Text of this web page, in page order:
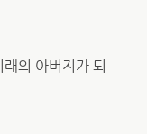
의 아버지가 되